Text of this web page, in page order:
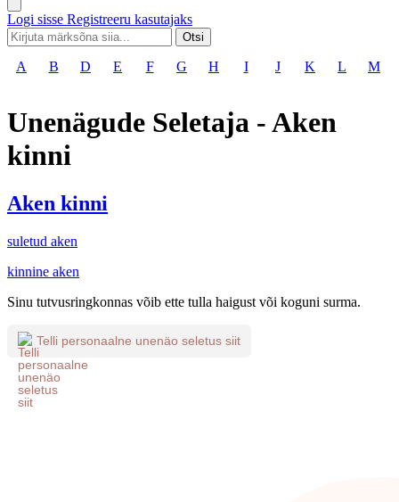
Logi sisse Registreeru kasutajaks
Otsi
A B D E F G H I J K L M
Unenägude Seletaja - Aken
kinni
Aken kinni
suletud aken
kinnine aken
Sinu tutvusringkonnas võib ette tulla haigust või koguni surma.
Telli personaalne unenäo seletus siit